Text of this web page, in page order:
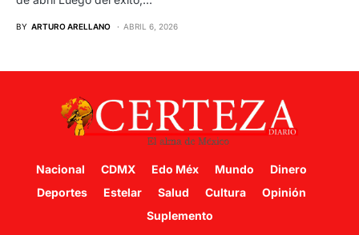
BY ARTURO ARELLANO ABRIL 6, 2026
Nacional CDMX Edo Méx Mundo
Dinero
Deportes
Estelar Salud Cultura
Opinión
Suplemento